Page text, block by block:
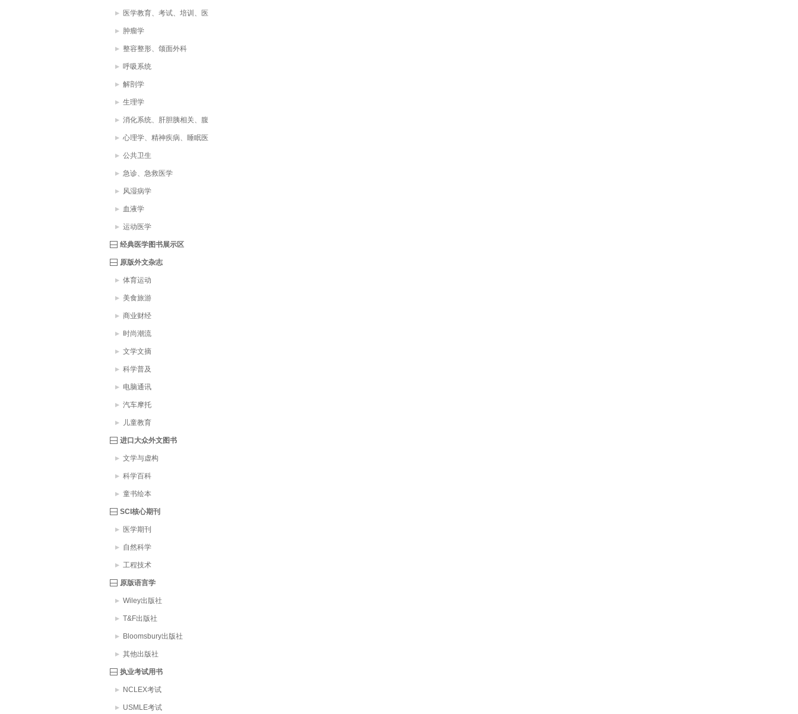
医学教育、考试、培训、医
疗助理、医学词典
肿瘤学
整容整形、颌面外科
呼吸系统
解剖学
生理学
消化系统、肝胆胰相关、腹
部疾病
心理学、精神疾病、睡眠医
学
公共卫生
急诊、急救医学
风湿病学
血液学
运动医学
经典医学图书展示区
原版外文杂志
体育运动
美食旅游
商业财经
时尚潮流
文学文摘
科学普及
电脑通讯
汽车摩托
儿童教育
进口大众外文图书
文学与虚构
科学百科
童书绘本
SCI核心期刊
医学期刊
自然科学
工程技术
原版语言学
Wiley出版社
T&F出版社
Bloomsbury出版社
其他出版社
执业考试用书
NCLEX考试
USMLE考试